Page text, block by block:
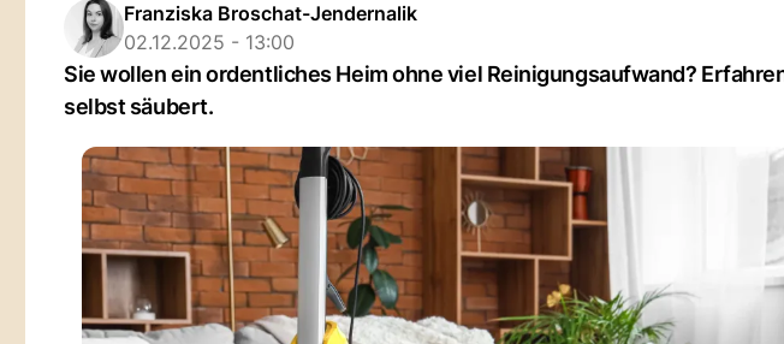
Franziska Broschat-Jendernalik
02.12.2025 - 13:00
Sie wollen ein ordentliches Heim ohne viel Reinigungsaufwand?
selbst säubert.